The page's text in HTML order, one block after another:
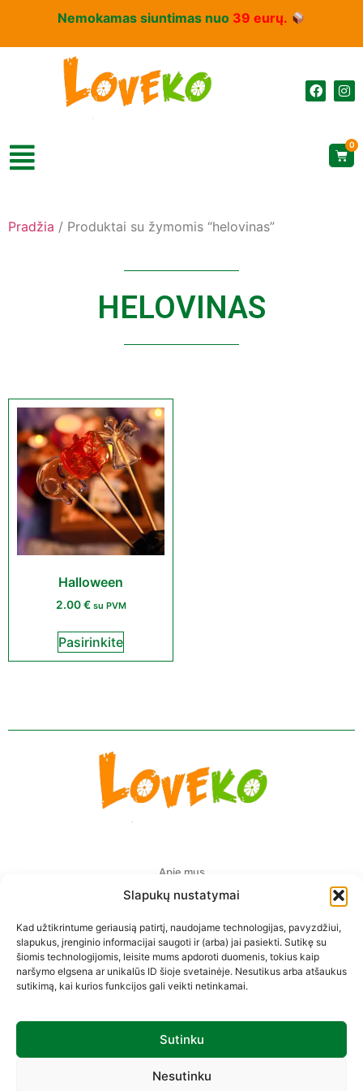
Slapukų nustatymai
Kad užtikrintume geriausią patirtį, naudojame technologijas, pavyzdžiui,
slapukus, įrenginio informacijai saugoti ir (arba) jai pasiekti. Sutikę su
šiomis technologijomis, leisite mums apdoroti duomenis, tokius kaip
naršymo elgsena ar unikalūs ID šioje svetainėje. Nesutikus arba atšaukus
sutikimą, kai kurios funkcijos gali veikti netinkamai.
Sutinku
Nesutinku
Nemokamas siuntimas nuo 39 eurų.
0
Pradžia / Produktai su žymomis “helovinas”
HELOVINAS
Halloween
2.00€ su PVM
Pasirinkite
Apie mus
Pristatymas Europoje
Privatumo politika
Prekių pirkimo-pardavimo taisyklės
Sekite mus